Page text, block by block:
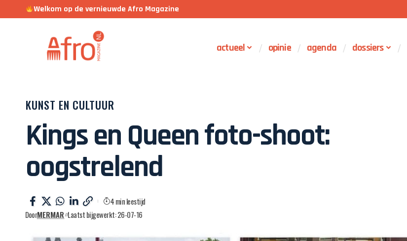
Welkom op de vernieuwde Afro Magazine
actueel opinie agenda dossiers
KUNST EN CULTUUR
Kings en Queen foto-shoot:
oogstrelend
DoorMERMAR Laatst bijgewerkt: 26-07-16
4 min leestijd